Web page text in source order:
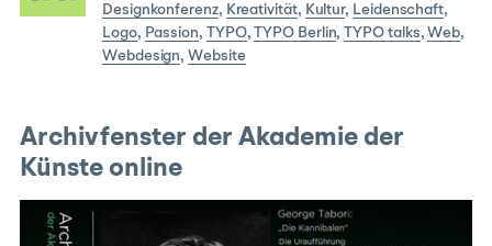
Designkonferenz, Kreativität, Kultur, Leidenschaft,
Logo, Passion, TYPO,TYPO Berlin,TYPO talks,Web,
Webdesign,Website
Archivfenster der Akademie der
Künste online